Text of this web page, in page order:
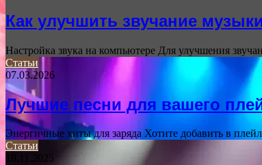
Как улучшить звучание
Настройка звука на компьютере Для улучшения
Статьи
07.03.2026
Лучшие песни для вашего
Энергичные хиты для заряда Хотите добавить в
Статьи
18.11.2025